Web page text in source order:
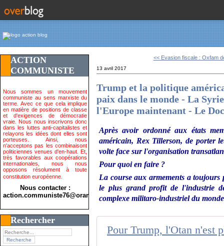
ACTION
COMMUNISTE
Nous sommes un mouvement
communiste au sens marxiste du
terme. Avec ce que cela implique
en matière de positions de classe
et d'exigences de démocratie
vraie. Nous nous inscrivons donc
dans les luttes anti-capitalistes et
relayons les idées dont elles sont
porteuses. Ainsi, nous
n'acceptons pas les combinaisont
politiciennes venues d'en-haut. Et,
très favorables aux coopérations
internationales, nous nous
opposons résolument à toute
constitution européenne.
Nous contacter :
action.communiste76@orange.fr>
Rechercher
<< Evasion fiscale : Oxfam
13 avril 2017
Trump et la politique
paix dans le monde - La
l'Europe maintenant - Le
Après avoir ordonné aux états
américain, Rex Tillerson, de porter
volte face sur l'organisation
Pour quoi en faire ?
La course aux armements a
le plus grand profit de l'industrie
complexe militaro-industriel du